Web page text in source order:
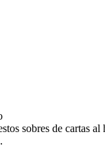
sobres de cartas al